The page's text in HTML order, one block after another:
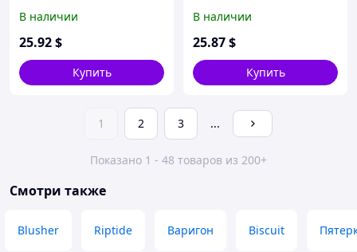
В наличии
25.92$
Купить
В наличии
25.87$
Купить
1 2 3 ...
Показано 1 - 48 товаров из 200+
Смотри также
Blusher Riptide Варигон Biscuit